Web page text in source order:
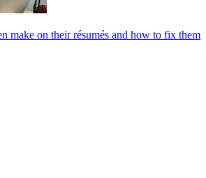
make on their résumés and how to fix them